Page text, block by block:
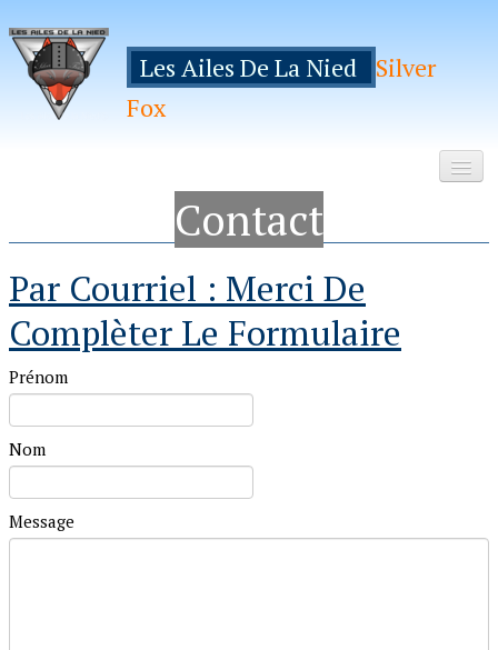
Les Ailes De La Nied
Silver
Fox
Galeries
Espace Membres
Inscription
Manifestations
Contact
Par Courriel : Merci De
Complèter Le Formulaire
Prénom
Nom
Message